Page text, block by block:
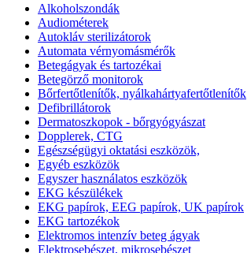
Alkoholszondák
Audiométerek
Autokláv sterilizátorok
Automata vérnyomásmérők
Betegágyak és tartozékai
Betegörző monitorok
Bőrfertőtlenítők, nyálkahártyafertőtlenítők
Defibrillátorok
Dermatoszkopok - bőrgyógyászat
Dopplerek, CTG
Egészségügyi oktatási eszközök,
Egyéb eszközök
Egyszer használatos eszközök
EKG készülékek
EKG papírok, EEG papírok, UK papírok
EKG tartozékok
Elektromos intenzív beteg ágyak
Elektrosebészet, mikrosebészet